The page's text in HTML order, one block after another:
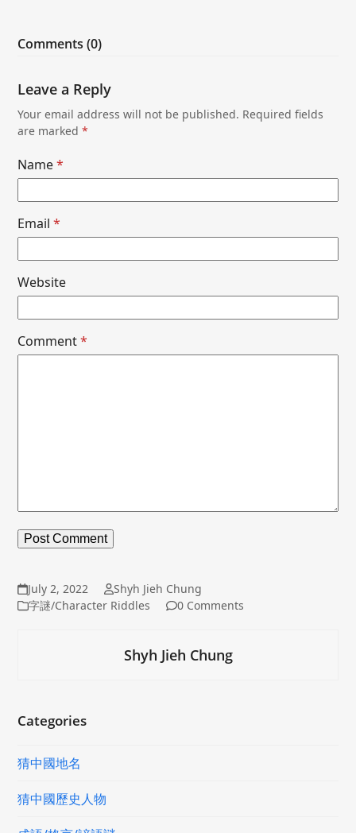
Comments (0)
Leave a Reply
Your email address will not be published. Required fields
are marked*
Name*
Email*
Website
Comment*
July 2, 2022
Shyh Jieh Chung
字謎/Character Riddles
0 Comments
Shyh Jieh Chung
Categories
猜中國地名
猜中國歷史人物